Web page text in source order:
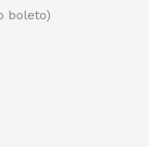
boleto)